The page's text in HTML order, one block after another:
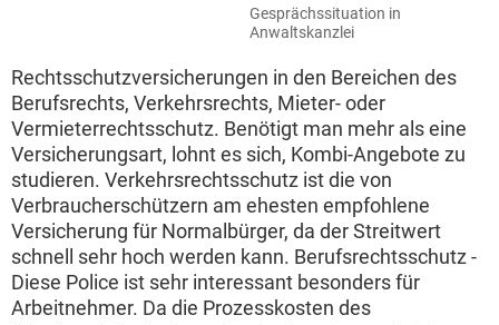
Gesprächssituation in
Anwaltskanzlei
Rechtsschutzversicherungen in den Bereichen des
Berufsrechts, Verkehrsrechts, Mieter- oder
Vermieterrechtsschutz. Benötigt man mehr als eine
Versicherungsart, lohnt es sich, Kombi-Angebote zu
studieren. Verkehrsrechtsschutz ist die von
Verbraucherschützern am ehesten empfohlene
Versicherung für Normalbürger, da der Streitwert
schnell sehr hoch werden kann. Berufsrechtsschutz -
Diese Police ist sehr interessant besonders für
Arbeitnehmer. Da die Prozesskosten des